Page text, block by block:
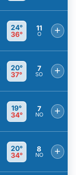
24°
36°
11
O +
20°
37°
7
SO +
19°
34°
7
NO +
20°
34°
8
NO +